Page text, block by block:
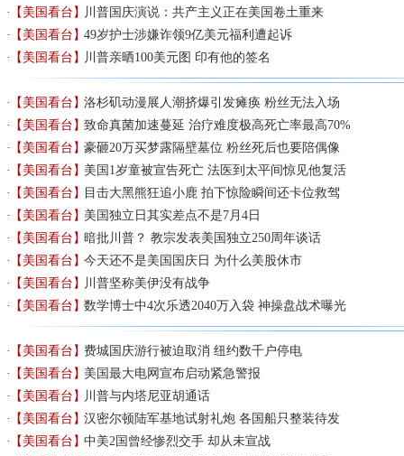
【美国看台】 川普国庆演说：共产主义正在美国卷土重来
【美国看台】49岁护士涉嫌诈领9亿美元福利遭起诉
【美国看台】 川普亲晒100美元图 印有他的签名
【美国看台】洛杉矶动漫展人潮挤爆引发瘫痪 粉丝无法入场
【美国看台】致命真菌加速蔓延 治疗难度极高死亡率最高70%
【美国看台】豪砸20万买梦露隔壁墓位 粉丝死后也要陪偶像
【美国看台】美国1岁童被宣告死亡 法医到太平间惊见他复活
【美国看台】 目击大黑熊狂追小鹿 拍下惊险瞬间还卡位救驾
【美国看台】美国独立日其实差点不是7月4日
【美国看台】暗批川普？ 教宗发表美国独立250周年谈话
【美国看台】今天还不是美国国庆日 为什么美股休市
【美国看台】 川普坚称美伊没有战争
【美国看台】数学博士中4次乐透2040万入袋 神操盘战术曝光
【美国看台】费城国庆游行被迫取消 纽约数千户停电
【美国看台】美国最大电网宣布启动紧急警报
【美国看台】 川普与内塔尼亚胡通话
【美国看台】汉密尔顿陆军基地试射礼炮 各国船只整装待发
【美国看台】中美2国曾经惨烈交手 却从未宣战